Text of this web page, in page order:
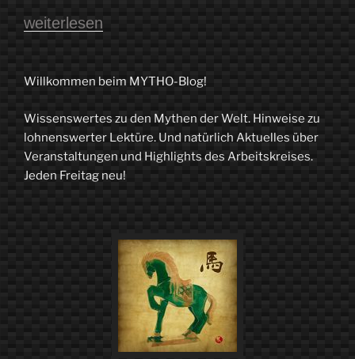
„Ein
Nacht
sein
–
Mit
weiterlesen
Willkommen beim MYTHO-Blog!
Wissenswertes zu den Mythen der Welt. Hinweise zu
lohnenswerter Lektüre. Und natürlich Aktuelles über
Veranstaltungen und Highlights des Arbeitskreises.
Jeden Freitag neu!